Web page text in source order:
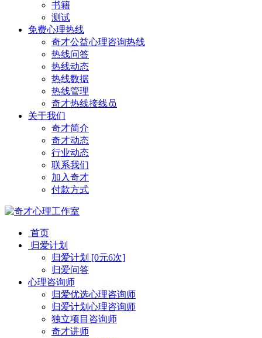
书籍
测试
免费心理热线
奇才公益心理咨询热线
热线问答
热线动态
热线数据
热线管理
奇才热线接线员
关于我们
奇才简介
奇才动态
行业动态
联系我们
加入奇才
付款方式
首页
归爱计划
归爱计划 [0元6次]
归爱问答
心理咨询师
归爱优选心理咨询师
归爱计划心理咨询师
独立项目咨询师
奇才讲师